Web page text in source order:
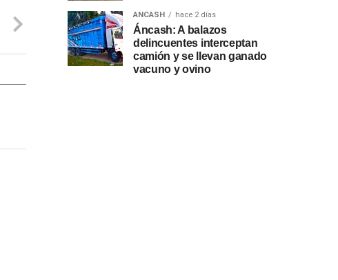
ANCASH hace 2 días
Áncash: A balazos
delincuentes interceptan
camión y se llevan ganado
vacuno y ovino